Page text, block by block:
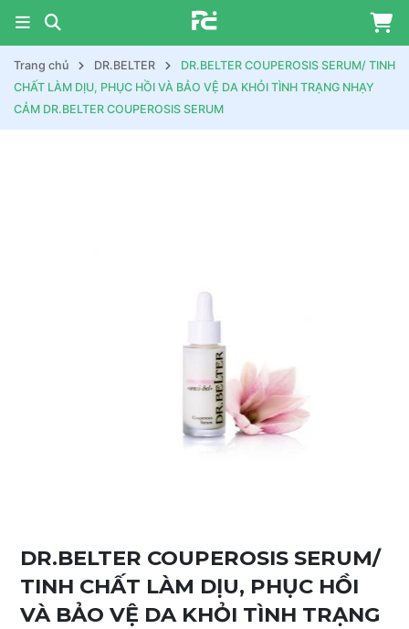
Trang chủ DR.BELTER
DR.BELTER COUPEROSIS SERUM/ TINH
CHẤT LÀM DỊU, PHỤC HỒI VÀ BẢO VỆ DA KHỎI TÌNH TRẠNG NHẠY
CẢM DR.BELTER COUPEROSIS SERUM
DR.BELTER COUPEROSIS SERUM/
TINH CHẤT LÀM DỊU, PHỤC HỒI
VÀ BẢO VỆ DA KHỎI TÌNH TRẠNG